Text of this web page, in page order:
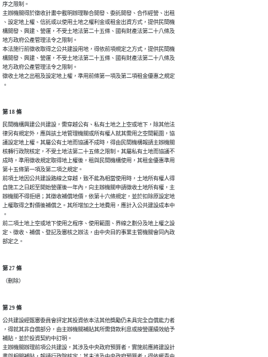
序之限制。
主辦機關得於徵收計畫中載明辦理聯合開發、委託開發、合作經營、出租
、設定地上權、信託或以使用土地之權利金或租金出資方式，提供民間機
構開發、興建、營運，不受土地法第二十五條、國有財產法第二十八條及
地方政府公產管理法令之限制。
本法施行前徵收取得之公共建設用地，得依前項規定之方式，提供民間機
構開發、興建、營運，不受土地法第二十五條、國有財產法第二十八條及
地方政府公產管理法令之限制。
徵收土地之出租及設定地上權，準用前條第一項及第二項租金優惠之規定
。
第 18 條
民間機構興建公共建設，需穿越公有、私有土地之上空或地下，除其他法
律另有規定外，應與該土地管理機關或所有權人就其需用之空間範圍，協
議設定地上權。其屬公有土地而協議不成時，得由民間機構報請主辦機關
核轉行政院核定，不受土地法第二十五條之限制。其屬私有土地而協議不
成時，準用徵收規定取得地上權後，租與民間機構使用，其租金優惠準用
第十五條第一項及第二項之規定。
前項土地因公共建設路線之穿越，致不能為相當使用時，土地所有權人得
自施工之日起至開始營運後一年內，向主辦機關申請徵收土地所有權，主
辦機關不得拒絕；其徵收補償地價，依第十六條規定，並於扣除原設定地
上權取得之對價後補償之。其所增加之土地費用，應計入公共建設成本中
。
前二項土地上空或地下使用之程序、使用範圍、界線之劃分及地上權之設
定、徵收、補償、登記及審核之辦法，由中央目的事業主管機關會同內政
部定之。
第 27 條
（刪除）
第 29 條
公共建設經甄審委員會評定其投資依本法其他獎勵仍未具完全自償能力者
，得就其非自償部分，由主辦機關補貼其所需貸款利息或按營運績效給予
補貼，並於投資契約中訂明。
主辦機關辦理前項公共建設，其涉及中央政府預算者，實施前應將建設計